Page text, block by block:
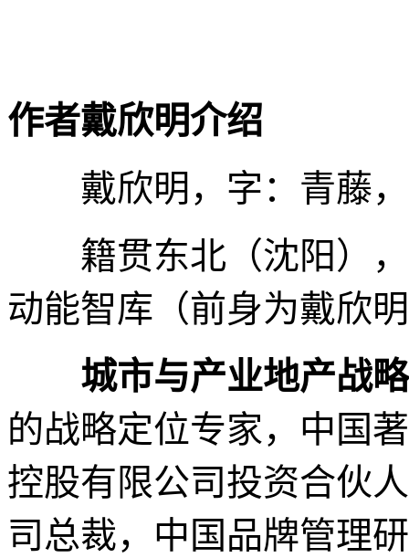
的，是永续的。认为不
“保守派”，是希望社会
国经济市场化进程的加
方式逐步替代。
作者戴欣明介绍
戴欣明，字：青藤，